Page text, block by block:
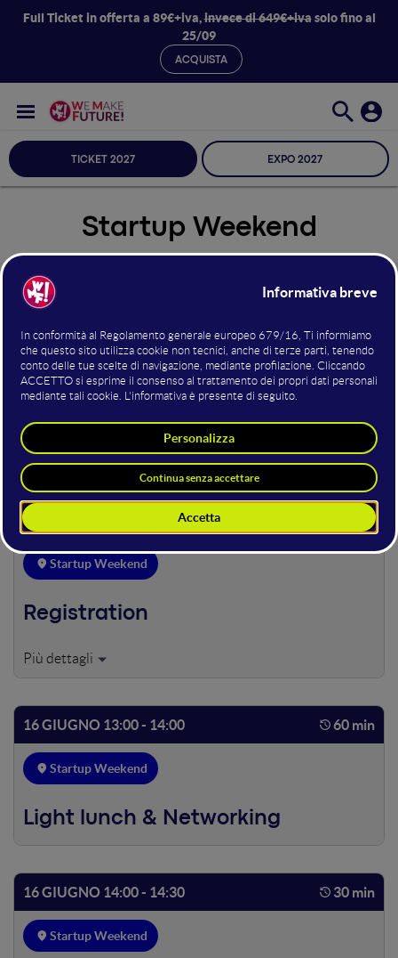
Full Ticket in offerta a 89€+iva,invece di 649€+ivasolo fino al
25/09
ACQUISTA
TICKET 2027 EXPO 2027
Startup Weekend
Seleziona Sala
Startup Weekend
16 GIUGNO
Startup Weekend
Registration
16 GIUGNO 13:00 - 14:00 60 min
Startup Weekend
Light lunch & Networking
16 GIUGNO 14:00 - 14:30 30 min
Startup Weekend